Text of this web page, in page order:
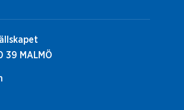
39 MALMÖ